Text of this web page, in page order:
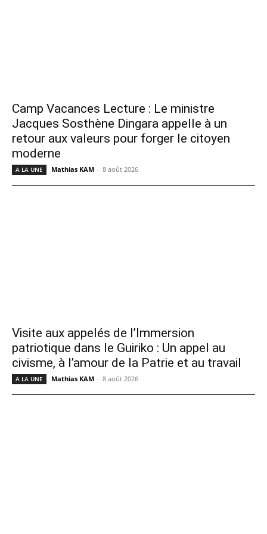
Camp Vacances Lecture : Le ministre
Jacques Sosthène Dingara appelle à un
retour aux valeurs pour forger le citoyen
moderne
A LA UNE Mathias KAM - 8 août 2026
Visite aux appelés de l’Immersion
patriotique dans le Guiriko : Un appel au
civisme, à l’amour de la Patrie et au travail
A LA UNE Mathias KAM - 8 août 2026